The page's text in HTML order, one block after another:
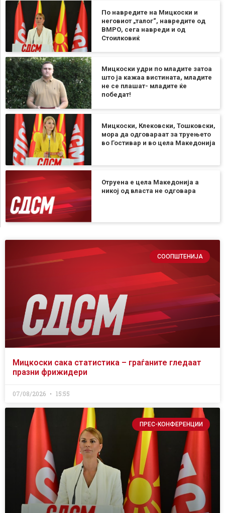
По навредите на Мицкоски и
неговиот „талог“, навредите од
ВМРО, сега навреди и од
Стоилковиќ
Мицкоски удри по младите затоа
што ја кажаа вистината, младите
не се плашат- младите ќе
победат!
Мицкоски, Клековски, Тошковски,
мора да одговараат за труењето
во Гостивар и во цела Македонија
Отруена е цела Македонија а
никој од власта не одговара
СООПШТЕНИЈА
Мицкоски сака статистика – граѓаните гледаат
празни фрижидери
07/08/2026 15:55
ПРЕС-КОНФЕРЕНЦИИ